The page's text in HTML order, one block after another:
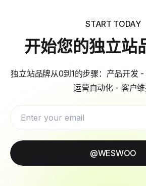
START TODAY
开始您的独立站
独立站品牌从0到1的步骤：产品开发
运营自动化 - 客户
@WESWOO